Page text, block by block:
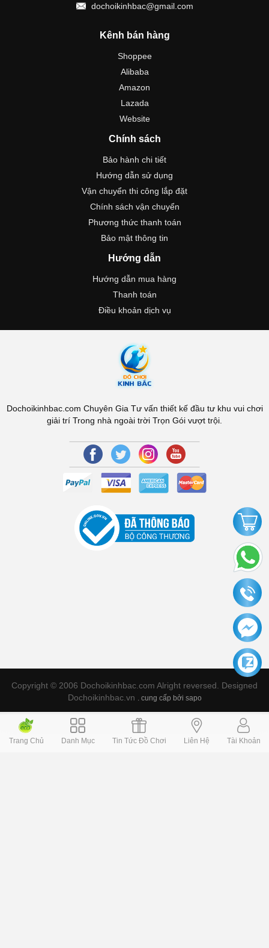
dochoikinhbac@gmail.com
Kênh bán hàng
Shoppee
Alibaba
Amazon
Lazada
Website
Chính sách
Bảo hành chi tiết
Hướng dẫn sử dụng
Vận chuyển thi công lắp đặt
Chính sách vận chuyển
Phương thức thanh toán
Bảo mật thông tin
Hướng dẫn
Hướng dẫn mua hàng
Thanh toán
Điều khoản dịch vụ
Dochoikinhbac.com Chuyên Gia Tư vấn thiết kế đầu tư khu vui chơi
giải trí Trong nhà ngoài trời Trọn Gói vượt trội.
Copyright © 2006 Dochoikinhbac.com Alright reversed. Designed
Dochoikinhbac.vn
cung cấp bởi sapo
Trang Chủ Danh Mục Tin Tức Đồ Chơi Liên Hệ Tài Khoản